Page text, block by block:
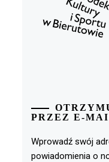
PRZEZ E-
Wprowadź swój
powiadomienia o